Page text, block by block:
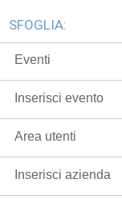
SFOGLIA:
Eventi
Inserisci evento
Area utenti
Inserisci azienda